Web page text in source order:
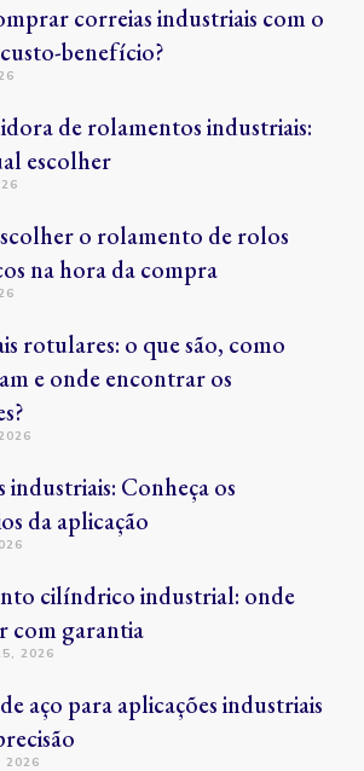
correias industriais com o
benefício?
de rolamentos industriais:
escolher
o rolamento de rolos
na hora da compra
rotulares: o que são, como
e onde encontrar os
industriais: Conheça os
da aplicação
cilíndrico industrial: onde
com garantia
2026
aço para aplicações industriais